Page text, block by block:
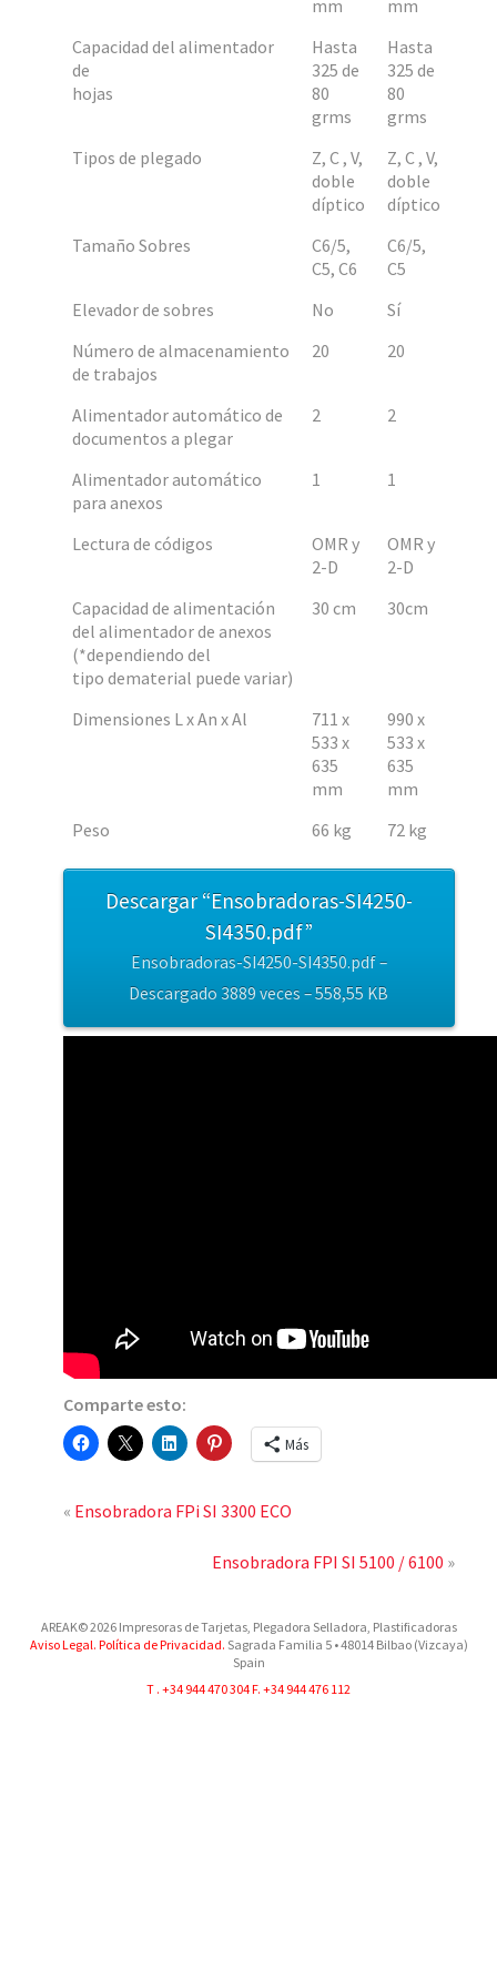
mm
mm
Capacidad del alimentador
de
hojas
Hasta
325 de
80
grms
Hasta
325 de
80
grms
Tipos de plegado
Z, C , V,
doble
díptico
Z, C , V,
doble
díptico
Tamaño Sobres
C6/5,
C5, C6
C6/5,
C5
Elevador de sobres
No
Sí
Número de almacenamiento
de trabajos
20 20
Alimentador automático de
documentos a plegar
2 2
Alimentador automático
para anexos
1 1
Lectura de códigos
OMR y
2-D
OMR y
2-D
Capacidad de alimentación
del alimentador de anexos
(*dependiendo del
tipo dematerial puede variar)
30 cm 30cm
Dimensiones L x An x Al
711 x
533 x
635
mm
990 x
533 x
635
mm
Peso
66 kg 72 kg
Descargar “Ensobradoras-SI4250-
SI4350.pdf”
Ensobradoras-SI4250-SI4350.pdf –
Descargado 3889 veces – 558,55 KB
Comparte esto:
Más
« Ensobradora FPi SI 3300 ECO
Ensobradora FPI SI 5100 / 6100 »
AREAK© 2026 Impresoras de Tarjetas, Plegadora Selladora, Plastificadoras
Aviso Legal. Política de Privacidad. Sagrada Familia 5•48014 Bilbao (Vizcaya)
Spain
T . +34 944 470 304F. +34 944 476 112